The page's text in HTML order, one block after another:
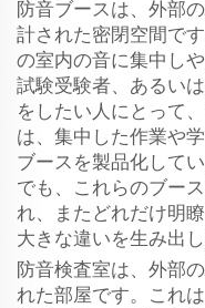
防音ブースは、外部
計された密閉空間で
の室内の音に集中し
試験受験者、あるい
をしたい人にとって
は、集中した作業や
ブースを製品化して
でも、これらのブー
れ、またどれだけ明
大きな違いを生み出し
防音検査室は、外部
れた部屋です。これ